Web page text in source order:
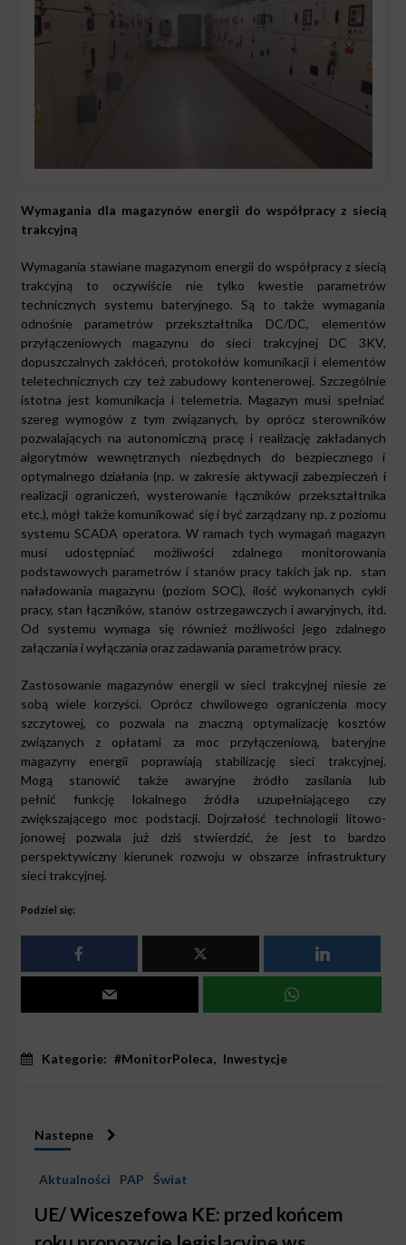
Wymagania dla magazynów energii do współpracy z siecią
trakcyjną
Wymagania stawiane magazynom energii do współpracy z siecią
trakcyjną to oczywiście nie tylko kwestie parametrów
technicznych systemu bateryjnego. Są to także wymagania
odnośnie parametrów przekształtnika DC/DC, elementów
przyłączeniowych magazynu do sieci trakcyjnej DC 3KV,
dopuszczalnych zakłóceń, protokołów komunikacji i elementów
teletechnicznych czy też zabudowy kontenerowej. Szczególnie
istotna jest komunikacja i telemetria. Magazyn musi spełniać
szereg wymogów z tym związanych, by oprócz sterowników
pozwalających na autonomiczną pracę i realizację zakładanych
algorytmów wewnętrznych niezbędnych do bezpiecznego i
optymalnego działania (np. w zakresie aktywacji zabezpieczeń i
realizacji ograniczeń, wysterowanie łączników przekształtnika
etc.), mógł także komunikować się i być zarządzany np. z poziomu
systemu SCADA operatora. W ramach tych wymagań magazyn
musi udostępniać możliwości zdalnego monitorowania
podstawowych parametrów i stanów pracy takich jak np. stan
naładowania magazynu (poziom SOC), ilość wykonanych cykli
pracy, stan łączników, stanów ostrzegawczych i awaryjnych, itd.
Od systemu wymaga się również możliwości jego zdalnego
załączania i wyłączania oraz zadawania parametrów pracy.
Zastosowanie magazynów energii w sieci trakcyjnej niesie ze
sobą wiele korzyści. Oprócz chwilowego ograniczenia mocy
szczytowej, co pozwala na znaczną optymalizację kosztów
związanych z opłatami za moc przyłączeniową, bateryjne
magazyny energii poprawiają stabilizację sieci trakcyjnej.
Mogą stanowić także awaryjne źródło zasilania lub
pełnić funkcję lokalnego źródła uzupełniającego czy
zwiększającego moc podstacji. Dojrzałość technologii litowo-
jonowej pozwala już dziś stwierdzić, że jest to bardzo
perspektywiczny kierunek rozwoju w obszarze infrastruktury
sieci trakcyjnej.
Podziel się:
Kategorie: #MonitorPoleca, Inwestycje
Nastepne
Aktualności PAP Świat
UE/ Wiceszefowa KE: przed końcem